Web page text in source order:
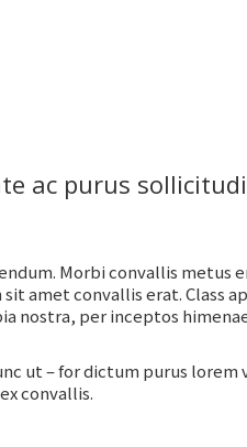
ac purus
Morbi convallis metus
amet convallis erat. Class
nostra, per inceptos
ut – for dictum purus lorem
convallis.